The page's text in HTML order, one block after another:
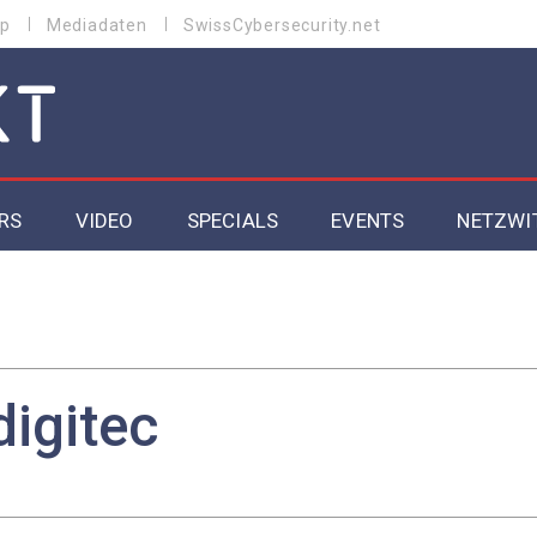
Mediadaten SwissCybersecurity.net
VIDEO SPECIALS EVENTS